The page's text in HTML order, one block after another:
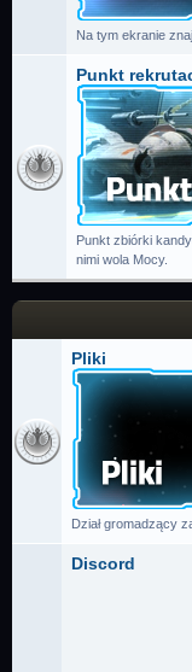
Na tym ekranie
Punkt
Punkt zbiórki
nimi wola Mocy.
Pliki
Dział gromadzący
Discord